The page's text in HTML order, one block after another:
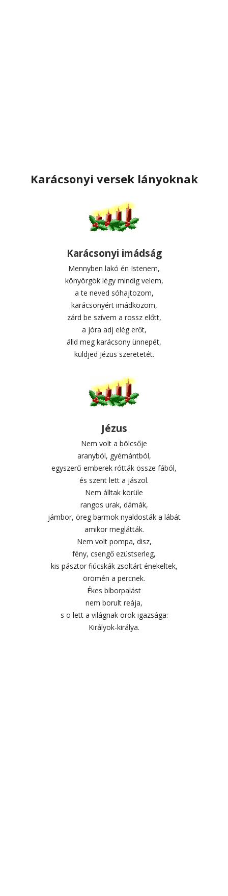
Karácsonyi versek lányoknak
Karácsonyi imádság
Mennyben lakó én Istenem,
könyörgök légy mindig velem,
a te neved sóhajtozom,
karácsonyért imádkozom,
zárd be szívem a rossz előtt,
a jóra adj elég erőt,
álld meg karácsony ünnepét,
küldjed Jézus szeretetét.
Jézus
Nem volt a bölcsője
aranyból, gyémántból,
egyszerű emberek rótták össze fából,
és szent lett a jászol.
Nem álltak körüle
rangos urak, dámák,
jámbor, öreg barmok nyaldosták a lábát
amikor meglátták.
Nem volt pompa, disz,
fény, csengő ezüstserleg,
kis pásztor fiúcskák zsoltárt énekeltek,
örömén a percnek.
Ékes bíborpalást
nem borult reája,
s o lett a világnak örök igazsága:
Királyok-királya.